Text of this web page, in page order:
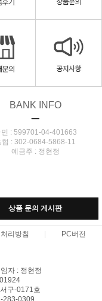
BANK INFO
ㅡ
민 : 599701-04-401663
협 : 302-0684-5868-11
예금주 : 정현정
상품 문의 게시판
리방침 PC버전
자 : 정현정
구-0171호